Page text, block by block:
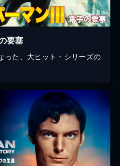
要塞
った、大ヒット・シリーズの